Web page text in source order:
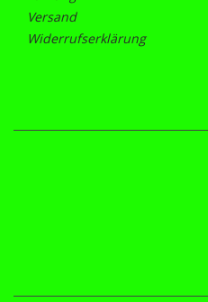
Versand
Widerrufserklärung